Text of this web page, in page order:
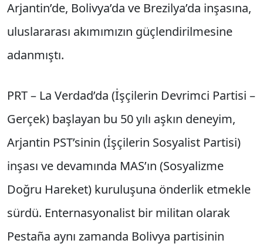
Arjantin’de, Bolivya’da ve Brezilya’da inşasına,
uluslararası akımımızın güçlendirilmesine
adanmıştı.
PRT – La Verdad’da (İşçilerin Devrimci Partisi –
Gerçek) başlayan bu 50 yılı aşkın deneyim,
Arjantin PST’sinin (İşçilerin Sosyalist Partisi)
inşası ve devamında MAS’ın (Sosyalizme
Doğru Hareket) kuruluşuna önderlik etmekle
sürdü. Enternasyonalist bir militan olarak
Pestaña aynı zamanda Bolivya partisinin